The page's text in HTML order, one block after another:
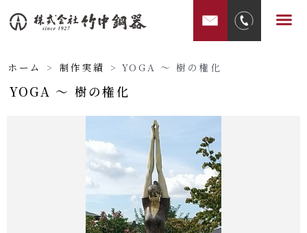
容
ス
キ
メ
ホーム > 制作実績 > YOGA ～ 樹の権化
YOGA ～ 樹の権化